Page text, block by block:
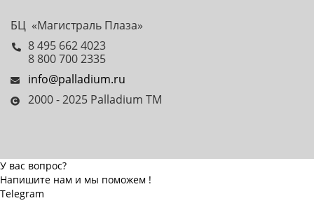
БЦ «Магистраль Плаза»
8 495 662 4023
8 800 700 2335
info@palladium.ru
2000 - 2025 Palladium TM
У вас вопрос?
Напишите нам и мы поможем !
Telegram